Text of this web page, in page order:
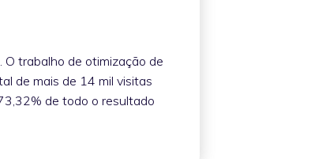
trabalho de otimização de
de mais de 14 mil visitas
de todo o resultado